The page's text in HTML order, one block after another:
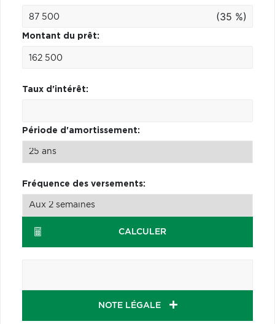
(35 %)
Montant du prêt:
Taux d'intérêt:
Période d'amortissement:
Fréquence des versements:
CALCULER
NOTE LÉGALE